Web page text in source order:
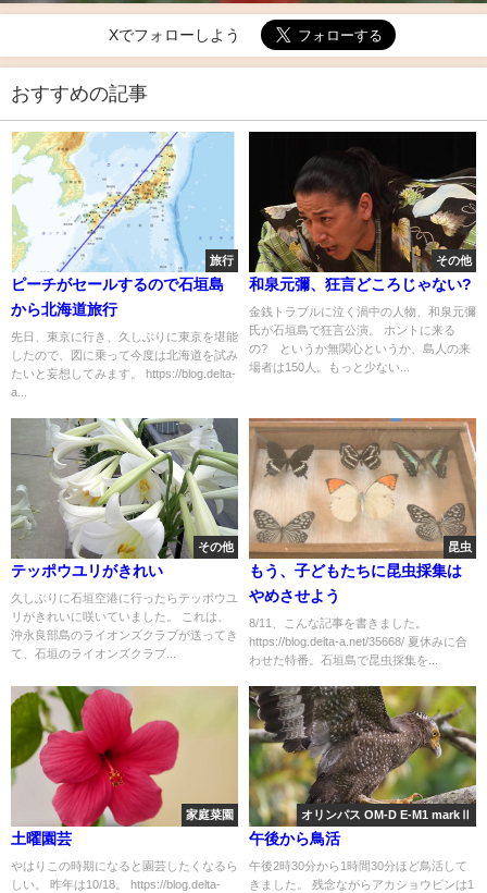
Xでフォローしよう
おすすめの記事
旅行
ピーチがセールするので石垣島
から北海道旅行
先日、東京に行き、久しぶりに東京を堪能
したので、図に乗って今度は北海道を試み
たいと妄想してみます。 https://blog.delta-
a...
その他
和泉元彌、狂言どころじゃない?
金銭トラブルに泣く渦中の人物、和泉元彌
氏が石垣島で狂言公演。 ホントに来る
の? というか無関心というか、島人の来
場者は150人。もっと少ない...
その他
テッポウユリがきれい
久しぶりに石垣空港に行ったらテッポウユ
リがきれいに咲いていました。 これは、
沖永良部島のライオンズクラブが送ってき
て、石垣のライオンズクラブ...
昆虫
もう、子どもたちに昆虫採集は
やめさせよう
8/11、こんな記事を書きました。
https://blog.delta-a.net/35668/ 夏休みに合
わせた特番。石垣島で昆虫採集を...
家庭菜園
土曜園芸
やはりこの時期になると園芸したくなるら
しい。 昨年は10/18。 https://blog.delta-
オリンパス OM-D E-M1 markⅡ
午後から鳥活
午後2時30分から1時間30分ほど鳥活して
きました。 残念ながらアカショウビンは1